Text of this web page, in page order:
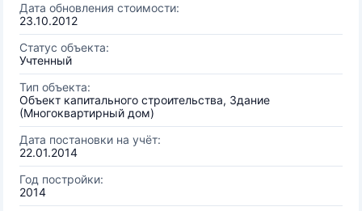
Дата обновления стоимости:
23.10.2012
Статус объекта:
Учтенный
Тип объекта:
Объект капитального строительства, Здание
(Многоквартирный дом)
Дата постановки на учёт:
22.01.2014
Год постройки:
2014